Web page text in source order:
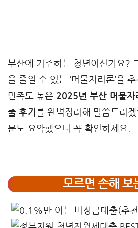
부산에 거주하는 청년이신가요?
을 줄일 수 있는 ‘머물자리론’을
만족도 높은 2025년 부산 머물자
출 후기 를 완벽정리해 말씀드리
문도 요약했으니 꼭 확인하세요.
모르면 손해 보